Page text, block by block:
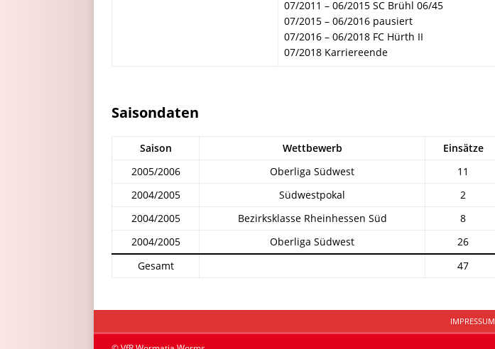
07/2011 – 06/2015 SC Brühl 06/45
07/2015 – 06/2016 pausiert
07/2016 – 06/2018 FC Hürth II
07/2018 Karriereende
Saisondaten
Saison Wettbewerb Einsätze
2005/2006
Oberliga Südwest 11
2004/2005
Südwestpokal 2
2004/2005
Bezirksklasse Rheinhessen Süd 8
2004/2005
Oberliga Südwest 26
Gesamt
47
IMPRESSUM